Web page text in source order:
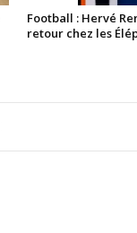
Football : Hervé
retour chez les